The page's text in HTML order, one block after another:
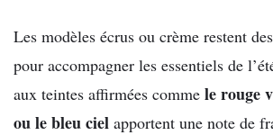
Les modèles écrus ou crème restent
pour accompagner les essentiels de
aux teintes affirmées comme le rouge
ou le bleu ciel apportent une note de